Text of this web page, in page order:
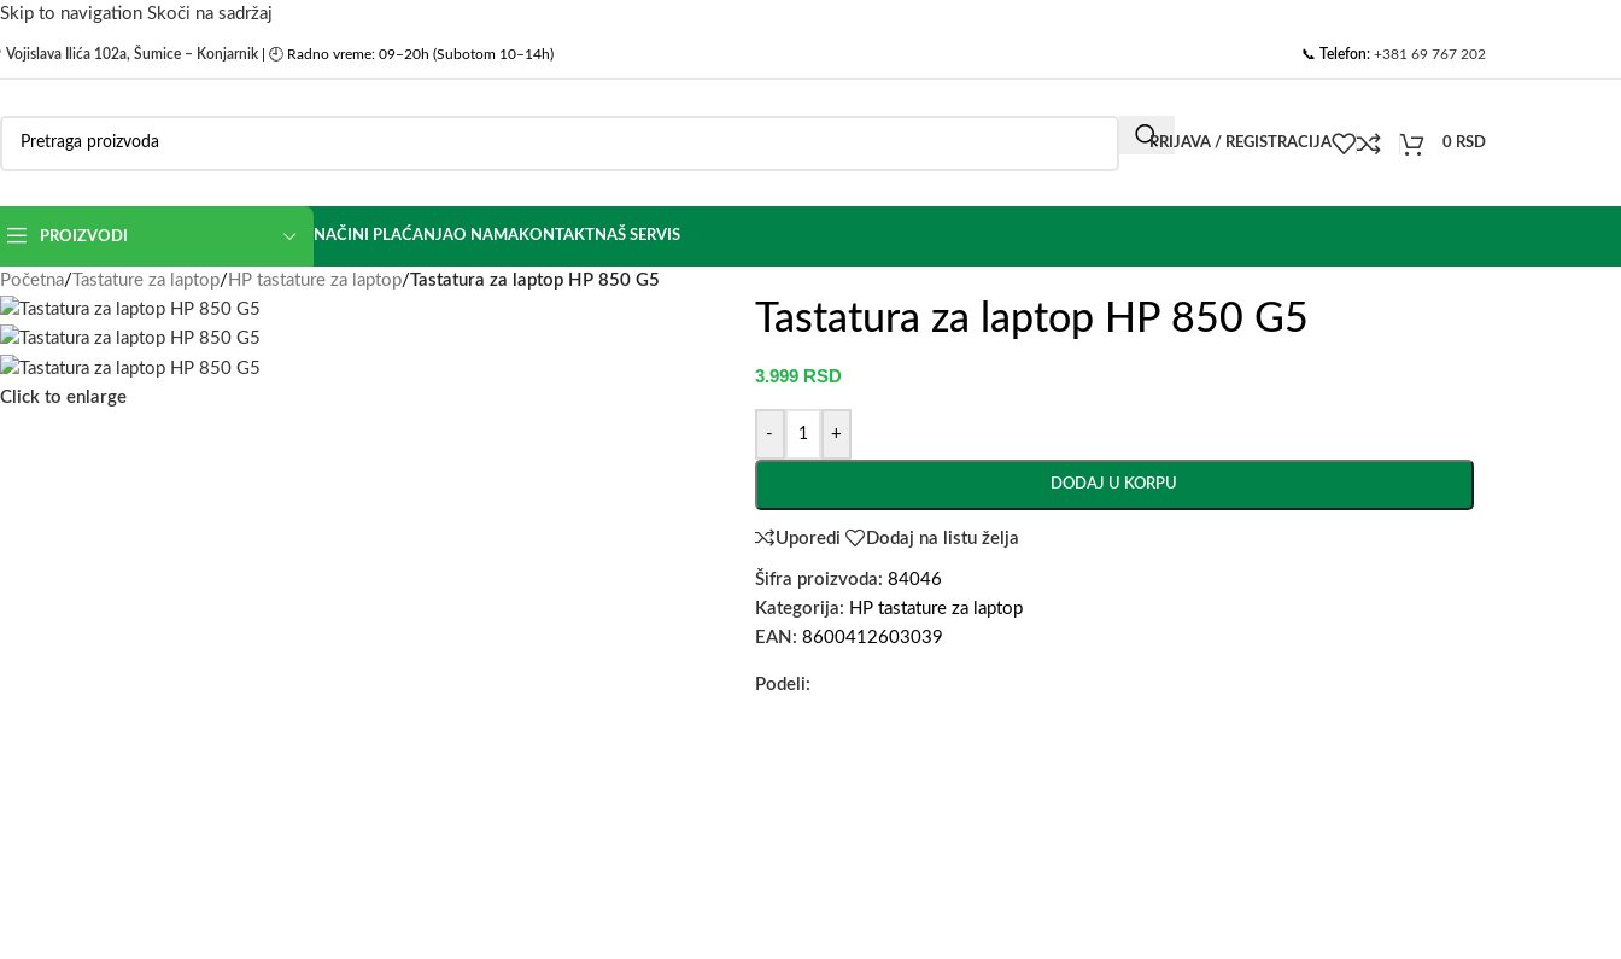
Skip to navigation Skoči na sadržaj
Vojislava Ilića 102a, Šumice – Konjarnik | 🕘 Radno vreme: 09–20h (Subotom 10–14h) 📞 Telefon: +381 69 767 202
PRIJAVA / REGISTRACIJA 0 RSD
PROIZVODI NAČINI PLAĆANJAO NAMAKONTAKTNAŠ SERVIS
Početna/ Tastature za laptop/ HP tastature za laptop/Tastatura za laptop HP 850 G5
Click to enlarge
Tastatura za laptop HP 850 G5
3.999 RSD
- +
DODAJ U KORPU
Uporedi Dodaj na listu želja
Šifra proizvoda: 84046
Kategorija: HP tastature za laptop
EAN: 8600412603039
Podeli: